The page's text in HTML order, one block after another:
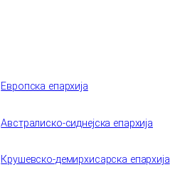
Европска епархија
Австралиско-сиднејска епархија
Крушевско-демирхисарска епархија